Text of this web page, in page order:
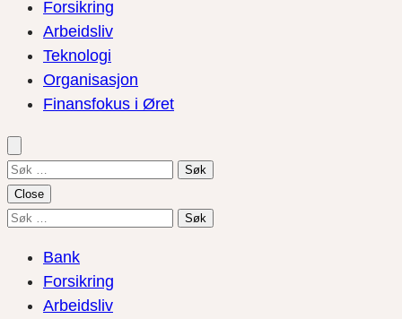
Forsikring
Arbeidsliv
Teknologi
Organisasjon
Finansfokus i Øret
Søk
etter:
Close
Søk
Bank
Forsikring
Arbeidsliv